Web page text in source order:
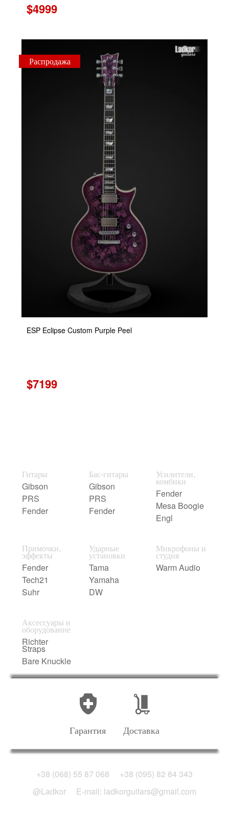
$4999
Распродажа
ESP Eclipse Custom Purple Peel
$7199
Гитары
Gibson
PRS
Fender
Бас-гитары
Gibson
PRS
Fender
Усилители,
комбики
Fender
Mesa Boogie
Engl
Примочки,
эффекты
Fender
Tech21
Suhr
Ударные
установки
Tama
Yamaha
DW
Микрофоны и
студия
Warm Audio
Аксессуары и
оборудование
Richter
Straps
Bare Knuckle
Гарантия Доставка
+38 (068) 55 87 068
+38 (095) 82 84 343
@Ladkor
E-mail: ladkorguitars@gmail.com